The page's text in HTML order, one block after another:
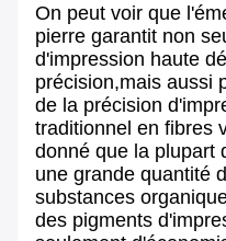
On peut voir que
pierre garantit non
d'impression haute
précision,mais aussi
de la précision
traditionnel en fibres
donné que la plupart
une grande quantité
substances
des pigments